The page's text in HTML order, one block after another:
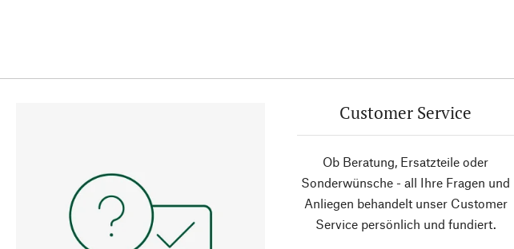
Customer Service
Ob Beratung, Ersatzteile oder
Sonderwünsche - all Ihre Fragen und
Anliegen behandelt unser Customer
Service persönlich und fundiert.